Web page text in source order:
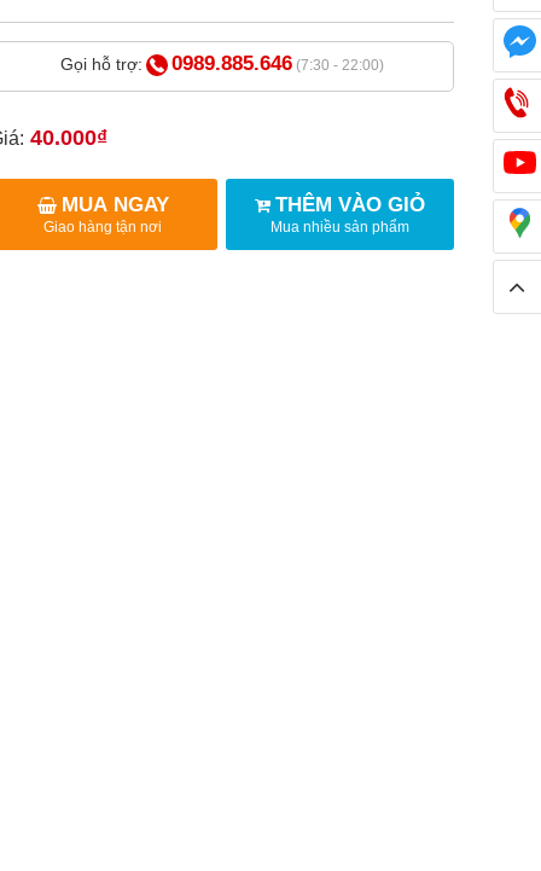
Gọi hỗ trợ: 0989.885.646 (7:30 - 22:00)
40.000₫
MUA NGAY
Giao hàng tận nơi
THÊM VÀO GIỎ
Mua nhiều sản phẩm